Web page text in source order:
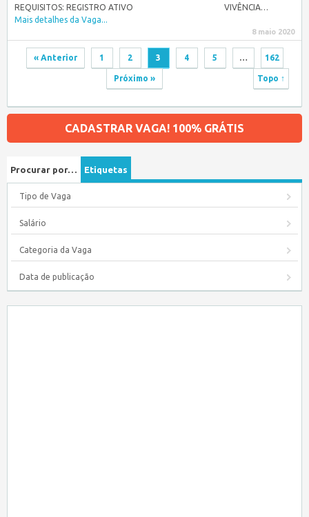
REQUISITOS: REGISTRO ATIVO VIVÊNCIA…
Mais detalhes da Vaga...
8 maio 2020
« Anterior 1 2 3 4 5 … 162
Próximo » Topo ↑
CADASTRAR VAGA! 100% GRÁTIS
Procurar por… Etiquetas
Tipo de Vaga
Salário
Categoria da Vaga
Data de publicação